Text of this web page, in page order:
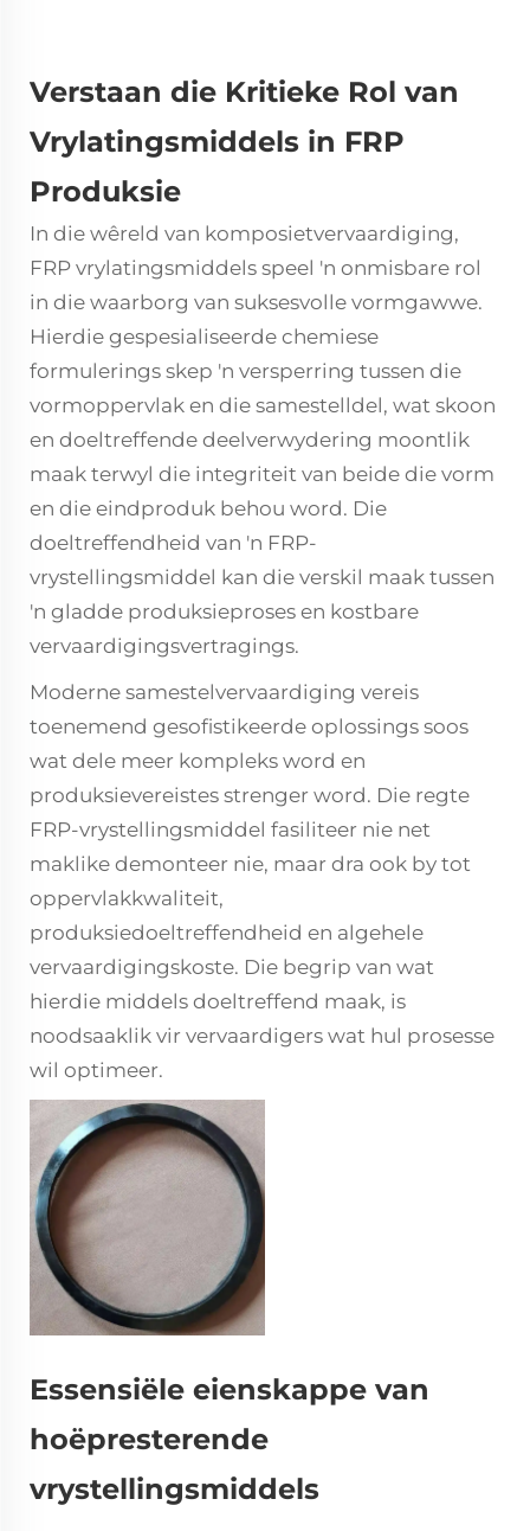
Verstaan die Kritieke Rol van
Vrylatingsmiddels in FRP
Produksie
In die wêreld van komposietvervaardiging,
FRP vrylatingsmiddels speel 'n onmisbare rol
in die waarborg van suksesvolle vormgawwe.
Hierdie gespesialiseerde chemiese
formulerings skep 'n versperring tussen die
vormoppervlak en die samestelldel, wat skoon
en doeltreffende deelverwydering moontlik
maak terwyl die integriteit van beide die vorm
en die eindproduk behou word. Die
doeltreffendheid van 'n FRP-
vrystellingsmiddel kan die verskil maak tussen
'n gladde produksieproses en kostbare
vervaardigingsvertragings.
Moderne samestelvervaardiging vereis
toenemend gesofistikeerde oplossings soos
wat dele meer kompleks word en
produksievereistes strenger word. Die regte
FRP-vrystellingsmiddel fasiliteer nie net
maklike demonteer nie, maar dra ook by tot
oppervlakkwaliteit,
produksiedoeltreffendheid en algehele
vervaardigingskoste. Die begrip van wat
hierdie middels doeltreffend maak, is
noodsaaklik vir vervaardigers wat hul prosesse
wil optimeer.
Essensiële eienskappe van
hoëpresterende
vrystellingsmiddels